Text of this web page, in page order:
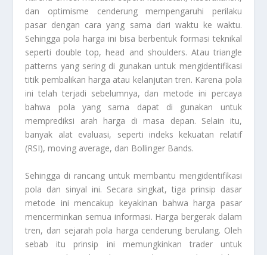
dan optimisme cenderung mempengaruhi perilaku
pasar dengan cara yang sama dari waktu ke waktu.
Sehingga pola harga ini bisa berbentuk formasi teknikal
seperti double top, head and shoulders. Atau triangle
patterns yang sering di gunakan untuk mengidentifikasi
titik pembalikan harga atau kelanjutan tren. Karena pola
ini telah terjadi sebelumnya, dan metode ini percaya
bahwa pola yang sama dapat di gunakan untuk
memprediksi arah harga di masa depan. Selain itu,
banyak alat evaluasi, seperti indeks kekuatan relatif
(RSI), moving average, dan Bollinger Bands.
Sehingga di rancang untuk membantu mengidentifikasi
pola dan sinyal ini. Secara singkat, tiga prinsip dasar
metode ini mencakup keyakinan bahwa harga pasar
mencerminkan semua informasi. Harga bergerak dalam
tren, dan sejarah pola harga cenderung berulang. Oleh
sebab itu prinsip ini memungkinkan trader untuk